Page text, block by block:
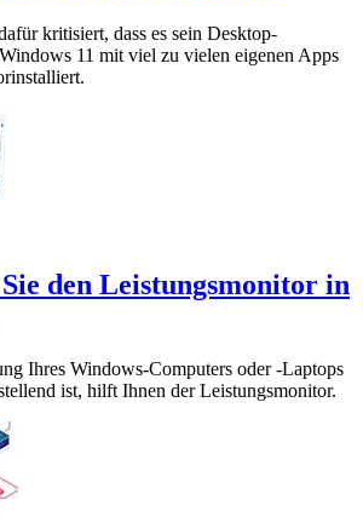
kritisiert, dass es sein Desktop-
11 mit viel zu vielen eigenen Apps
den Leistungsmonitor in
Ihres Windows-Computers oder -Laptops
ist, hilft Ihnen der Leistungsmonitor.